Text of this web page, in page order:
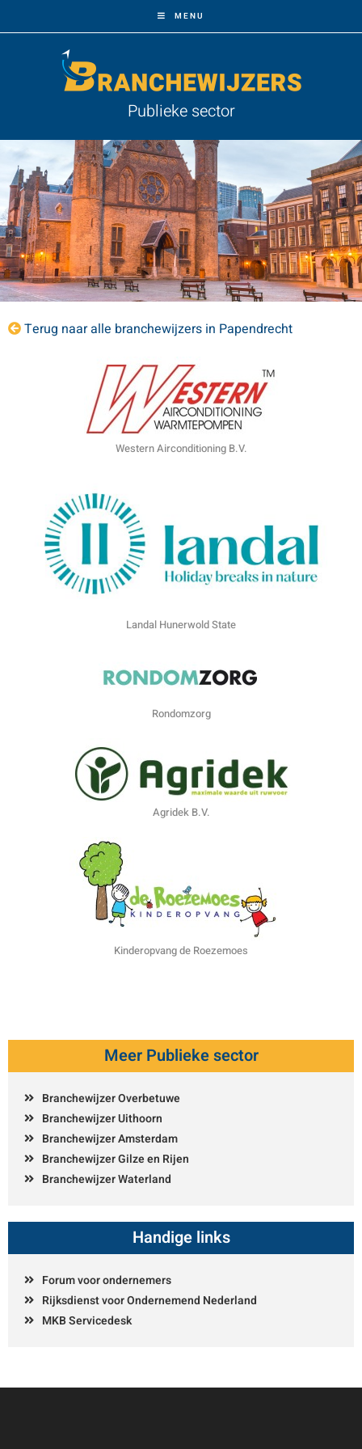
MENU
Publieke sector
Terug naar alle branchewijzers in Papendrecht
Western Airconditioning B.V.
Landal Hunerwold State
Rondomzorg
Agridek B.V.
Kinderopvang de Roezemoes
Meer Publieke sector
Branchewijzer Overbetuwe
Branchewijzer Uithoorn
Branchewijzer Amsterdam
Branchewijzer Gilze en Rijen
Branchewijzer Waterland
Handige links
Forum voor ondernemers
Rijksdienst voor Ondernemend Nederland
MKB Servicedesk